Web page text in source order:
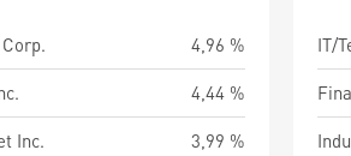
4,96 %
4,44 %
Inc.
3,99 %
IT/